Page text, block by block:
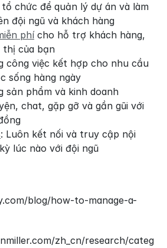
tổ chức để quản lý dự án và làm
đội ngũ và khách hàng
phí cho hỗ trợ khách hàng,
thị của bạn
công việc kết hợp cho nhu cầu
sống hàng ngày
sản phẩm và kinh doanh
chat, gặp gỡ và gần gũi với
: Luôn kết nối và truy cập nội
lúc nào với đội ngũ
blog/how-to-manage-a-
zh_cn/research/categ